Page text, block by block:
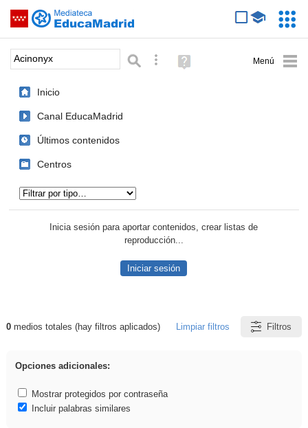
Saltar navegación
Palabra o frase: Búsqueda avanzada
Ayuda
(en
Inicio
Canal EducaMadrid
Últimos contenidos
Centros
Inicia sesión para aportar contenidos, crear listas de
reproducción...
Iniciar sesión
Resultados de: Acinonyx
0medios totales (hay filtros aplicados) Limpiar filtros Filtros
Opciones adicionales:
Mostrar protegidos por contraseña
Incluir palabras similares